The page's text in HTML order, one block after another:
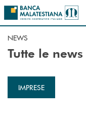
Salta al contenuto principale
NEWS
Tutte le news
IMPRESE